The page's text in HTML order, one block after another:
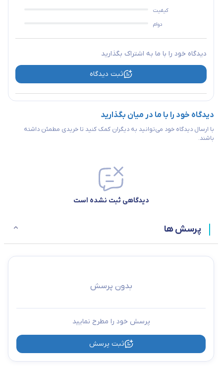
کیفیت
دوام
دیدگاه خود را با ما به اشتراک بگذارید
ثبت دیدگاه
دیدگاه خود را با ما در میان بگذارید
با ارسال دیدگاه خود می‌توانید به دیگران کمک کنید تا خریدی مطمئن داشته
باشند.
دیدگاهی ثبت نشده است
پرسش ها
بدون پرسش
پرسش خود را مطرح نمایید
ثبت پرسش